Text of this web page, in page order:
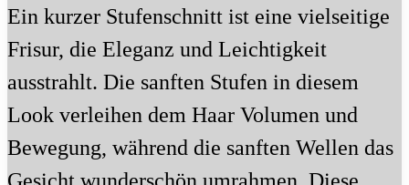
Ein kurzer Stufenschnitt ist eine vielseitige
Frisur, die Eleganz und Leichtigkeit
ausstrahlt. Die sanften Stufen in diesem
Look verleihen dem Haar Volumen und
Bewegung, während die sanften Wellen das